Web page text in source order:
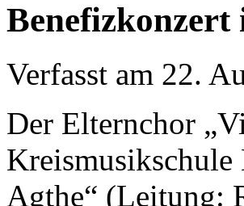
Benefizkonzert
Verfasst am 22.
Der Elternchor
Agthe“ (Leitung: